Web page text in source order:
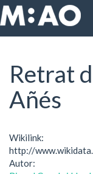
Vés al contingut
Inici Retrat de
Retrat
Añés
Wikilink:
http://
Autor: